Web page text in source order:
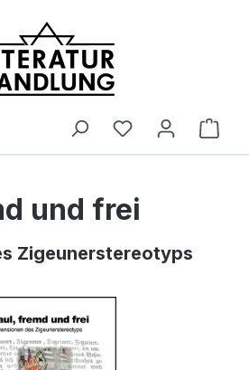
und frei
Zigeunerstereotyps